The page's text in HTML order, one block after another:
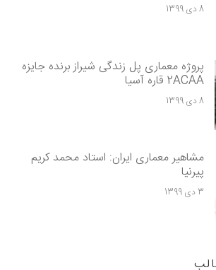
8 دی 1399
پروژه معماری پل زندگی شیراز برنده جایزه
2ACAA قاره آسیا
8 دی 1399
مشاهیر معماری ایران: استاد محمد کریم
پیرنیا
3 دی 1399